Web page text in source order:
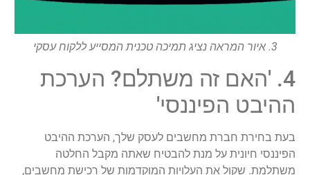
3. איור המראה נציג תמיכה טכנית המסייע ללקוח עסקי
4. 'האם זה משתלם? הערכת
ההיבט הפיננסי'
בעת בחירת חברת מחשבים לעסק שלך, הערכת ההיבט
הפיננסי חיונית על מנת להבטיח שאתה מקבל החלטה
משתלמת. שקול את העלויות המוקדמות של רכישת מחשבים,